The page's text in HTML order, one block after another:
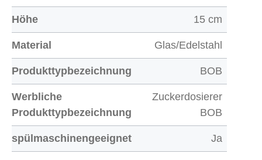
Höhe 15 cm
Material Glas/Edelstahl
Produkttypbezeichnung BOB
Werbliche
Produkttypbezeichnung
Zuckerdosierer
BOB
spülmaschinengeeignet Ja